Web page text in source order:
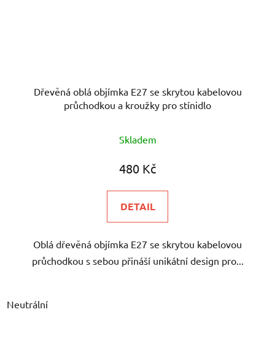
Dřevěná oblá objímka E27 se skrytou kabelovou
průchodkou a kroužky pro stínidlo
Skladem
480 Kč
DETAIL
Oblá dřevěná objímka E27 se skrytou kabelovou
průchodkou s sebou přináší unikátní design pro...
Neutrální